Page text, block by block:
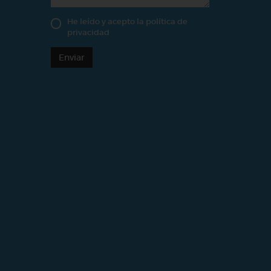
He leído y acepto la política de
privacidad
Enviar